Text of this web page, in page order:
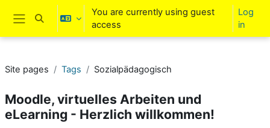
Skip to main content
Side panel
Toggle search input
You are currently using guest
access
Log
in
Site pages Tags Sozialpädagogisch
Moodle, virtuelles Arbeiten und
eLearning - Herzlich willkommen!